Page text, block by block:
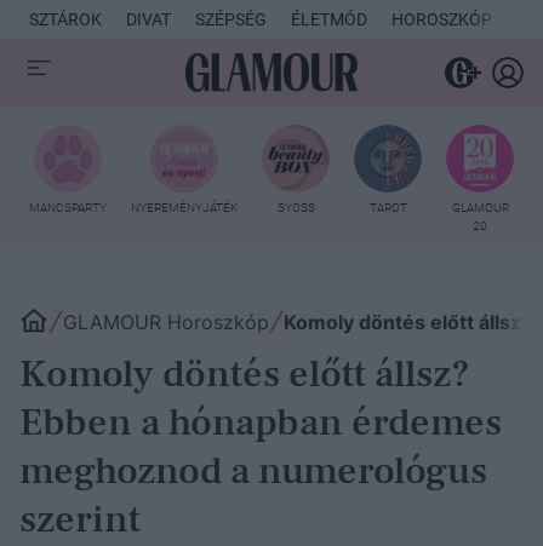
SZTÁROK DIVAT SZÉPSÉG ÉLETMÓD HOROSZKÓP
MANCSPARTY NYEREMÉNYJÁTÉK SYOSS TAROT
GLAMOUR
20
GLAMOUR Horoszkóp Komoly döntés előtt állsz?
Komoly döntés előtt állsz?
Ebben a hónapban érdemes
meghoznod a numerológus
szerint